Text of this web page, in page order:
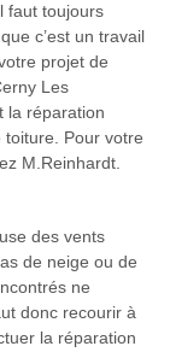
faut toujours
c’est un travail
projet de
Les
la réparation
Pour votre
M.Reinhardt.
des vents
de neige ou de
ne
donc recourir à
la réparation